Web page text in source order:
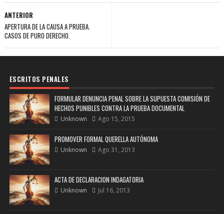
ANTERIOR
APERTURA DE LA CAUSA A PRUEBA.
CASOS DE PURO DERECHO.
ESCRITOS PENALES
FORMULAR DENUNCIA PENAL SOBRE LA SUPUESTA COMISIÓN DE
HECHOS PUNIBLES CONTRA LA PRUEBA DOCUMENTAL
Unknown Ago 15, 2015
PROMOVER FORMAL QUERELLA AUTÓNOMA
Unknown Ago 31, 2013
ACTA DE DECLARACION INDAGATORIA
Unknown Jul 16, 2013